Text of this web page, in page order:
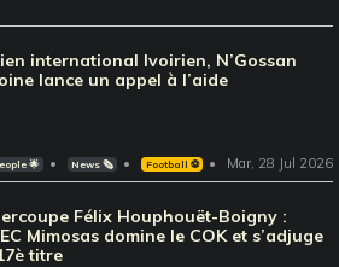
international Ivoirien, N’Gossan
lance un appel à l’aide
🌟 News 🗞️ Football ⚽️ Mar, 28 Jul 2026
Félix Houphouët-Boigny :
Mimosas domine le COK et s’adjuge
titre